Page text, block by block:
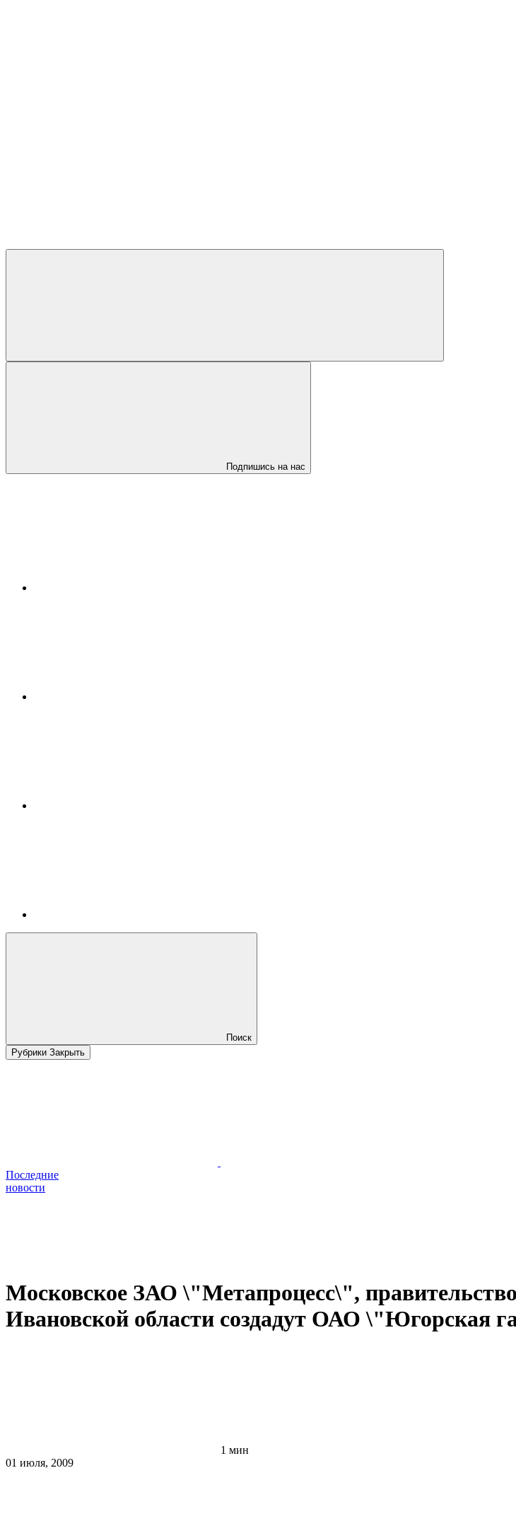
Подпишись на нас
Поиск
Рубрики Закрыть
Последние
новости
Московское ЗАО \"Метапроцесс\",
Ивановской области создадут ОАО \"Югорская
1 мин
01 июля, 2009